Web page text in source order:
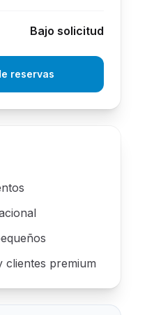
Bajo solicitud
reservas
clientes premium